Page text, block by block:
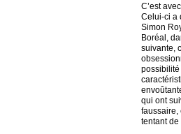
C’est
Celui-ci a
Simon
Boréal,
suivante,
qui ont
faussaire,
tentant de